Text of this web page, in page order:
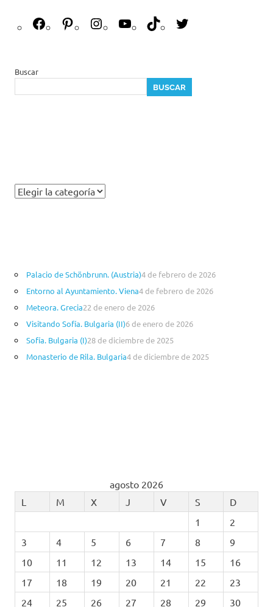
viajesenfamilia21
Buscar
BUSCAR
Palacio de Schönbrunn. (Austria)4 de febrero de 2026
Entorno al Ayuntamiento. Viena4 de febrero de 2026
Meteora. Grecia22 de enero de 2026
Visitando Sofía. Bulgaria (II)6 de enero de 2026
Sofía. Bulgaria (I)28 de diciembre de 2025
Monasterio de Rila. Bulgaria4 de diciembre de 2025
agosto 2026
L
M X J V S
D
1
2
3
4 5 6 7 8
9
10
11 12 13 14 15
16
17
18 19 20 21 22
23
24
25 26 27 28 29
30